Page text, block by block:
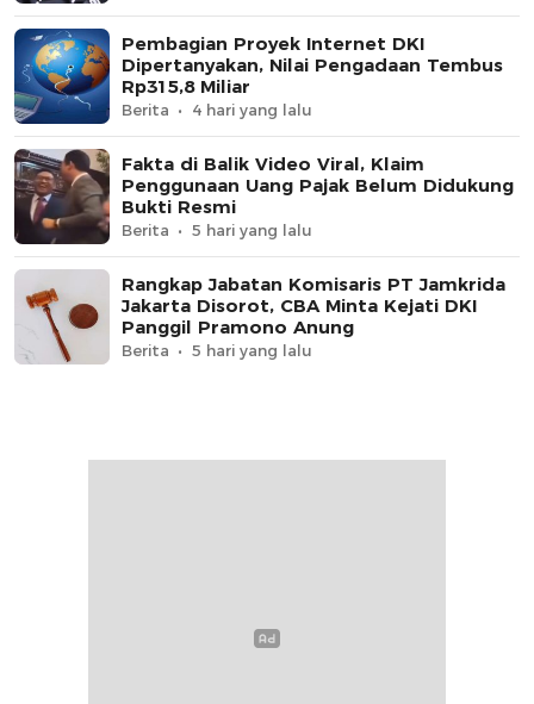
Pembagian Proyek Internet DKI
Dipertanyakan, Nilai Pengadaan Tembus
Rp315,8 Miliar
Berita 4 hari yang lalu
Fakta di Balik Video Viral, Klaim
Penggunaan Uang Pajak Belum Didukung
Bukti Resmi
Berita 5 hari yang lalu
Rangkap Jabatan Komisaris PT Jamkrida
Jakarta Disorot, CBA Minta Kejati DKI
Panggil Pramono Anung
Berita 5 hari yang lalu